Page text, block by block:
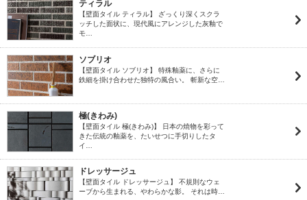
ティラル
【壁面タイル ティラル】 ざっくり深くスクラ
ッチした面状に、現代風にアレンジした灰釉で
モ…
ソブリオ
【壁面タイル ソブリオ】 特殊釉薬に、さらに
鉄細を掛け合わせた独特の風合い。 斬新な空…
極(きわみ)
【壁面タイル 極(きわみ)】 日本の焼物を彩って
きた伝統の釉薬を、たいせつに手切りしたタ
イ…
ドレッサージュ
【壁面タイル ドレッサージュ】 不規則なウェ
ーブから生まれる、やわらかな影。 それは時…